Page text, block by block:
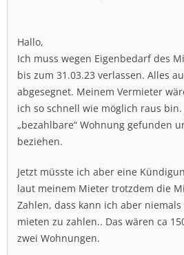
Hallo,
Ich muss wegen Eigenbedarf des
bis zum 31.03.23 verlassen. Alles
abgesegnet. Meinem Vermieter
ich so schnell wie möglich raus bin.
„bezahlbare“ Wohnung gefunden
beziehen.
Jetzt müsste ich aber eine
laut meinem Mieter trotzdem die
Zahlen, dass kann ich aber
mieten zu zahlen.. Das wären ca
zwei Wohnungen.